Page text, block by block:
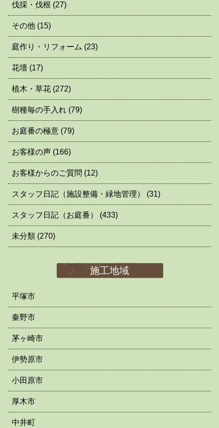
伐採・伐根 (27)
その他 (15)
庭作り・リフォーム (23)
花壇 (17)
植木・草花 (272)
樹種毎の手入れ (79)
お庭番の極意 (79)
お客様の声 (166)
お客様からのご質問 (12)
スタッフ日記（施設整備・緑地管理） (31)
スタッフ日記（お庭番） (433)
未分類 (270)
施工地域
平塚市
秦野市
茅ヶ崎市
伊勢原市
小田原市
厚木市
中井町